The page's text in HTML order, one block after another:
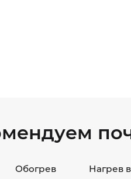
Обогрев Нагрев